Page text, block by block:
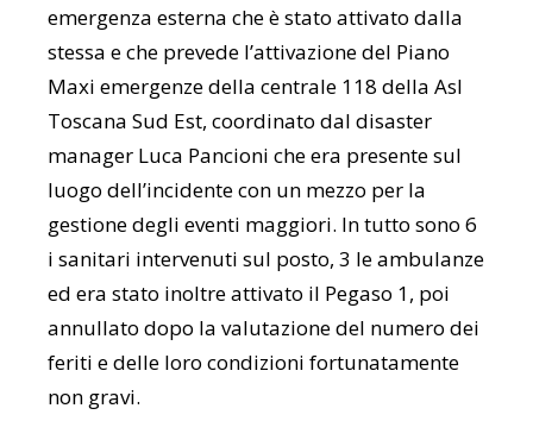
emergenza esterna che è stato attivato dalla
stessa e che prevede l’attivazione del Piano
Maxi emergenze della centrale 118 della Asl
Toscana Sud Est, coordinato dal disaster
manager Luca Pancioni che era presente sul
luogo dell’incidente con un mezzo per la
gestione degli eventi maggiori. In tutto sono 6
i sanitari intervenuti sul posto, 3 le ambulanze
ed era stato inoltre attivato il Pegaso 1, poi
annullato dopo la valutazione del numero dei
feriti e delle loro condizioni fortunatamente
non gravi.